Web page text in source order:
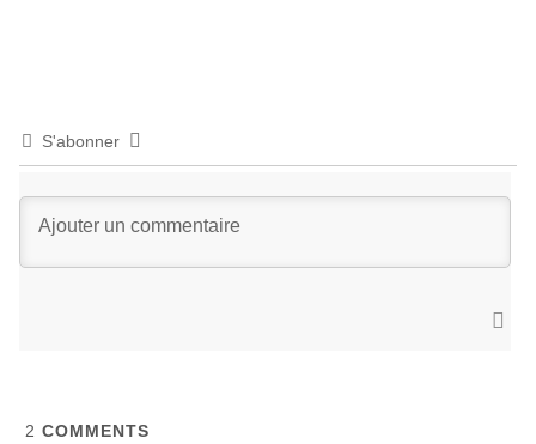
S'abonner
2 COMMENTS